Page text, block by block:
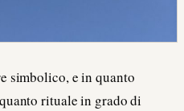
simbolico, e in quanto
rituale in grado di